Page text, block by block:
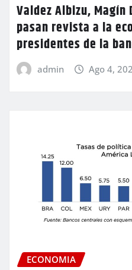
Valdez Albizu, Magín
pasan revista a la
presidentes de la
admin Ago 4,
ECONOMIA